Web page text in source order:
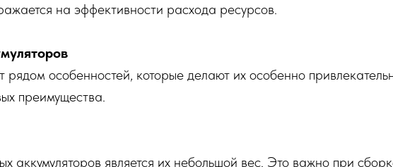
на эффективности расхода ресурсов.
особенностей, которые делают их особенно
преимущества.
аккумуляторов является их небольшой вес. Это важно при